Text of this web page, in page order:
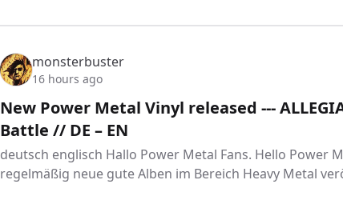
monsterbuster
16 hours ago
New Power Metal Vinyl released ---
Battle // DE – EN
deutsch englisch Hallo Power Metal Fans. Hello Power
regelmäßig neue gute Alben im Bereich Heavy Metal